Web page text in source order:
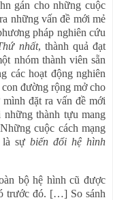
gán cho những cuộc
những vấn đề mới mẻ
pháp nghiên cứu
nhất, thành quả đạt
nhóm thành viên sẵn
các hoạt động nghiên
đường rộng mở cho
đặt ra vấn đề mới
thành tựu mang
Những cuộc cách mạng
là sựbiến đổi hệ hình
bộ hệ hình cũ được
trước đó. […] So sánh